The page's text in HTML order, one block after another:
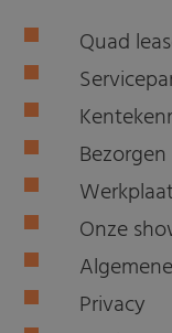
Quad
Onze
Privacy